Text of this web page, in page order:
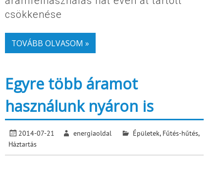
csökkenése
TOVÁBB OLVASOM »
Egyre több áramot
használunk nyáron is
2014-07-21 energiaoldal Épületek, Fűtés-hűtés,
Háztartás